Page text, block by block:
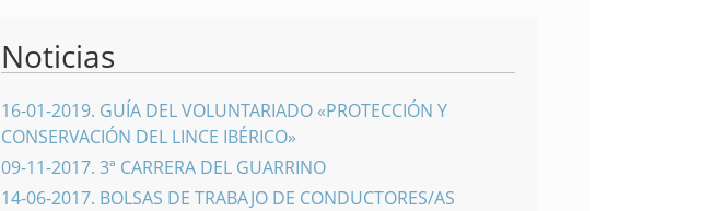
Noticias
16-01-2019. GUÍA DEL VOLUNTARIADO «PROTECCIÓN Y
CONSERVACIÓN DEL LINCE IBÉRICO»
09-11-2017. 3ª CARRERA DEL GUARRINO
14-06-2017. BOLSAS DE TRABAJO DE CONDUCTORES/AS